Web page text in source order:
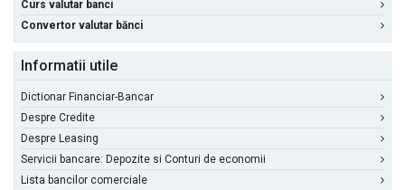
Curs valutar banci
Convertor valutar bănci
Informatii utile
Dictionar Financiar-Bancar
Despre Credite
Despre Leasing
Servicii bancare: Depozite si Conturi de economii
Lista bancilor comerciale